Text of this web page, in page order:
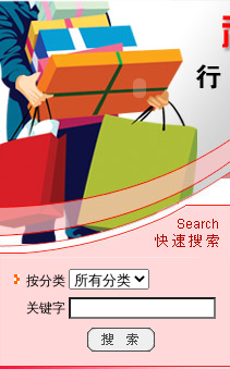
按分类
关键字